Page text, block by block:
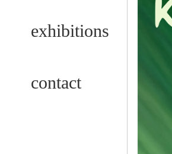
exhibitions
contact